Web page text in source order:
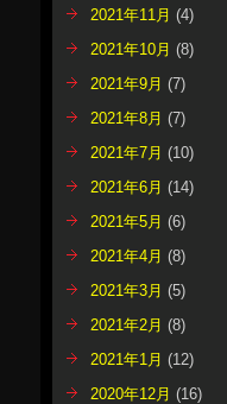
2021年11月 (4)
2021年10月 (8)
2021年9月 (7)
2021年8月 (7)
2021年7月 (10)
2021年6月 (14)
2021年5月 (6)
2021年4月 (8)
2021年3月 (5)
2021年2月 (8)
2021年1月 (12)
2020年12月 (16)